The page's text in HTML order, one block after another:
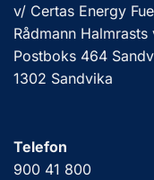
v/ Certas Energy
Rådmann Halmrasts
Postboks 464
1302 Sandvika
Telefon
900 41 800